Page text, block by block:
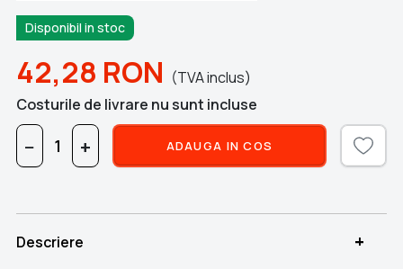
Disponibil in stoc
42,28 RON (TVA inclus)
Costurile de livrare nu sunt incluse
− + ADAUGA IN COS
Descriere +